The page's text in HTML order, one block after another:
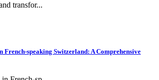
transfor...
speaking Switzerland: A Comprehensive